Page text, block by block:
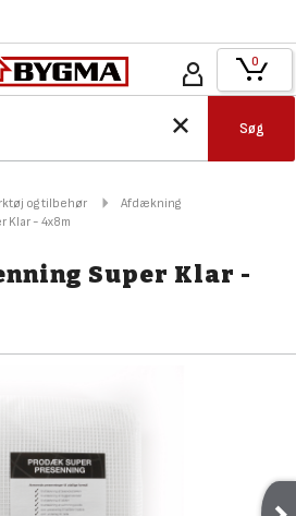
Søg
0
og tilbehør
Afdækning
Klar - 4x8m
Super Klar -